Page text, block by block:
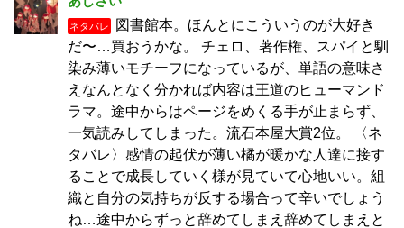
ネタバレ
図書館本。ほんとにこういうのが大好き
だ〜…買おうかな。 チェロ、著作権、スパイと馴
染み薄いモチーフになっているが、単語の意味さ
えなんとなく分かれば内容は王道のヒューマンド
ラマ。途中からはページをめくる手が止まらず、
一気読みしてしまった。流石本屋大賞2位。 〈ネ
タバレ〉感情の起伏が薄い橘が暖かな人達に接す
ることで成長していく様が見ていて心地いい。組
織と自分の気持ちが反する場合って辛いでしょう
ね…途中からずっと辞めてしまえ辞めてしまえと